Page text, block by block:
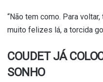
“Não tem como. Para
muito felizes lá, a torcida
COUDET JÁ
SONHO